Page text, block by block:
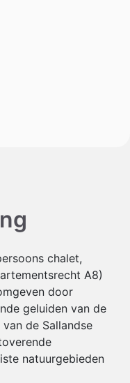
chalet,
A8)
door
geluiden van de
de Sallandse
natuurgebieden